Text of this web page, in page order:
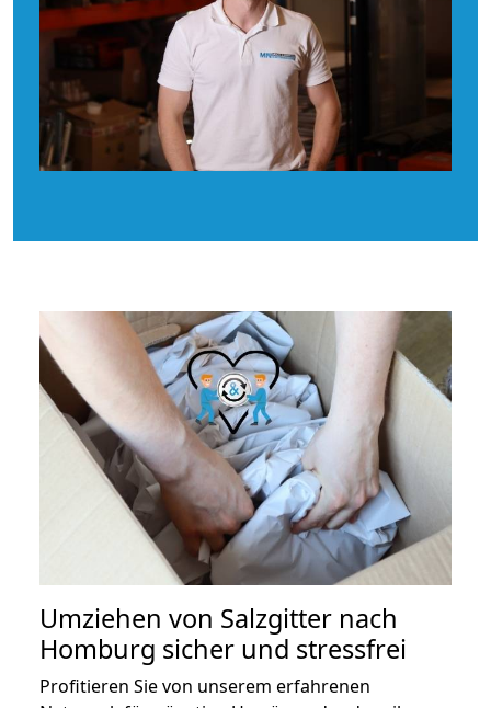
Umziehen von Salzgitter nach
Homburg sicher und stressfrei
Profitieren Sie von unserem erfahrenen